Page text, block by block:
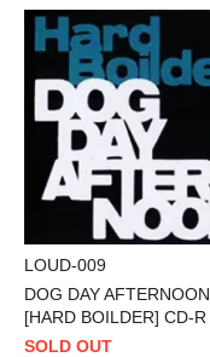
LOUD-009
DOG DAY AFTERNOON
[HARD BOILDER] CD-R
SOLD OUT